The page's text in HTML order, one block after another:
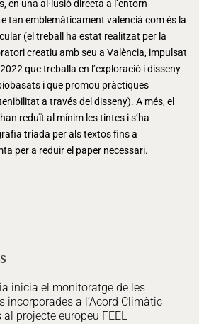
en una al·lusió directa a l’entorn
tan emblemàticament valencià com és la
(el treball ha estat realitzat per la
creatiu amb seu a València, impulsat
que treballa en l’exploració i disseny
i que promou pràctiques
a través del disseny). A més, el
reduït al mínim les tintes i s’ha
triada per als textos fins a
per a reduir el paper necessari.
inicia el monitoratge de les
incorporades a l’Acord Climàtic
al projecte europeu FEEL